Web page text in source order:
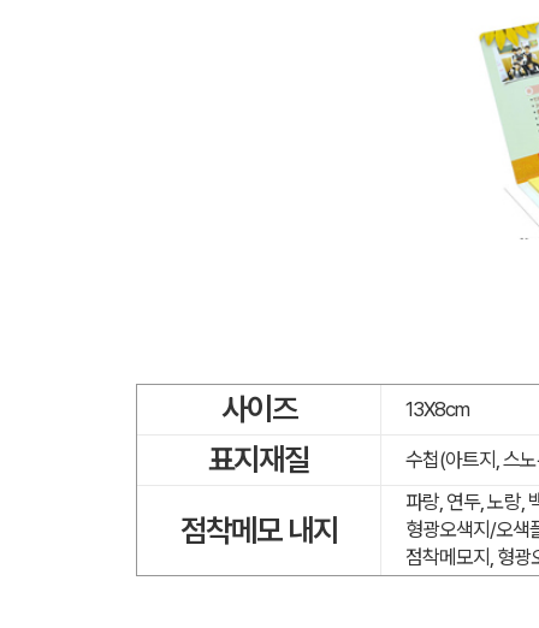
사이즈 13X8cm
표지재질 수첩(아트지, 스
점착메모 내지
파랑, 연두, 노랑,
형광오색지/오색
점착메모지, 형광